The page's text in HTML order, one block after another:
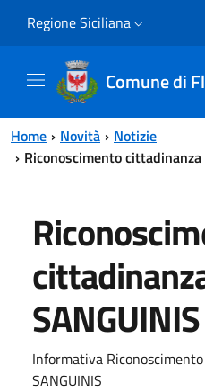
Regione Siciliana
Comune di
Home Novità
Notizie
Riconoscimento cittadinanza
SANGUINIS
Informativa
SANGUINIS